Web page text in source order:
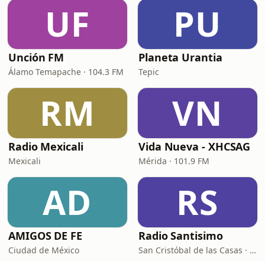
UF
Unción FM
Álamo Temapache · 104.3 FM
PU
Planeta Urantia
Tepic
RM
Radio Mexicali
Mexicali
VN
Vida Nueva - XHCSAG
Mérida · 101.9 FM
AD
AMIGOS DE FE
Ciudad de México
RS
Radio Santisimo
San Cristóbal de las Casas · 104.9 FM